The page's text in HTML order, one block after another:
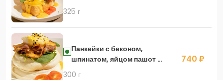
соусом голландез
325 г
Панкейки с беконом,
шпинатом, яйцом пашот и
соусом голландез
300 г
740 ₽